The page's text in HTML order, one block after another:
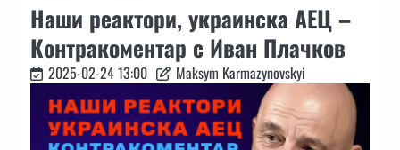
Наши реактори, украинска АЕЦ –
Контракоментар с Иван Плачков
2025-02-24 13:00 Maksym Karmazynovskyi